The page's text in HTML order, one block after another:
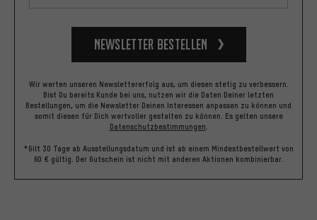
Newsletter bestellen
Wir werten unseren Newslettererfolg aus, um diesen stetig zu verbessern.
Bist Du bereits Kunde bei uns, nutzen wir die Daten Deiner letzten
Bestellungen, um die Newsletter Deinen Interessen anpassen zu können und
somit diesen für Dich wertvoller gestalten zu können. Es gelten unsere
Datenschutzbestimmungen.
*Gilt 30 Tage ab Ausstellungsdatum und ist ab einem Mindestbestellwert von
60 € gültig. Der Gutschein ist nicht mit anderen Aktionen kombinierbar.